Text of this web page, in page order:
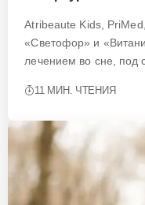
Atribeaute Kids,
«Светофор» и
лечением во сне, под
11 МИН. ЧТЕНИЯ